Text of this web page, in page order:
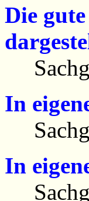
Die
In
In